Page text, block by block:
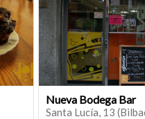
Nueva Bodega Bar
Santa Lucía, 13